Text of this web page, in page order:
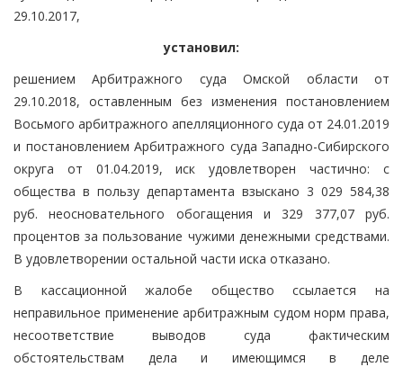
29.10.2017,
установил:
решением Арбитражного суда Омской области от
29.10.2018, оставленным без изменения постановлением
Восьмого арбитражного апелляционного суда от 24.01.2019
и постановлением Арбитражного суда Западно-Сибирского
округа от 01.04.2019, иск удовлетворен частично: с
общества в пользу департамента взыскано 3 029 584,38
руб. неосновательного обогащения и 329 377,07 руб.
процентов за пользование чужими денежными средствами.
В удовлетворении остальной части иска отказано.
В кассационной жалобе общество ссылается на
неправильное применение арбитражным судом норм права,
несоответствие выводов суда фактическим
обстоятельствам дела и имеющимся в деле